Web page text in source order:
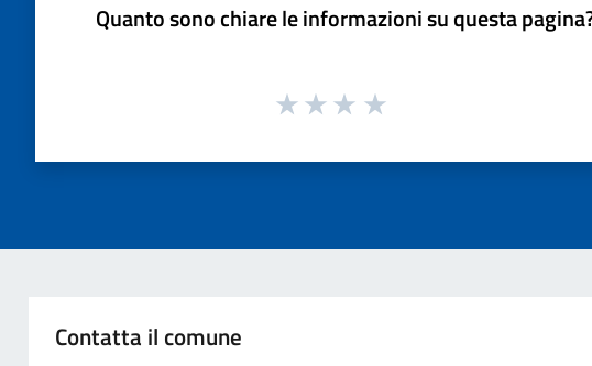
Quanto sono chiare le informazioni su questa
Contatta il comune